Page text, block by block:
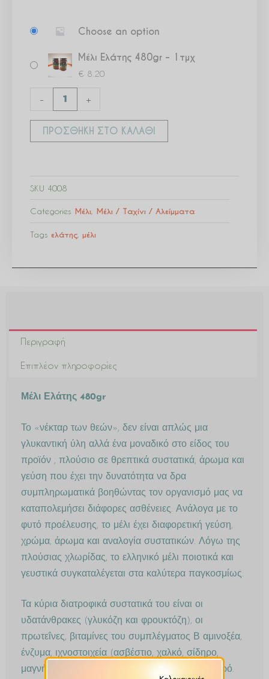
Choose an option
Μέλι Ελάτης 480gr – 1τμχ
€ 8.20
-
Ελάτης
480gr
ποσότητα
+
ΠΡΟΣΘΉΚΗ ΣΤΟ ΚΑΛΆΘΙ
SKU 4008
Categories Μέλι, Μέλι / Ταχίνι / Αλείμματα
Tags ελάτης, μέλι
Περιγραφή
Επιπλέον πληροφορίες
Μέλι Ελάτης 480gr
Το «νέκταρ των θεών», δεν είναι απλώς μια
γλυκαντική ύλη αλλά ένα μοναδικό στο είδος του
προϊόν , πλούσιο σε θρεπτικά συστατικά, άρωμα και
γεύση που έχει την δυνατότητα να δρα
συμπληρωματικά βοηθώντας τον οργανισμό μας να
καταπολεμήσει διάφορες ασθένειες. Ανάλογα με το
φυτό προέλευσης, το μέλι έχει διαφορετική γεύση,
χρώμα, άρωμα και αναλογία συστατικών. Λόγω της
πλούσιας χλωρίδας, το ελληνικό μέλι ποιοτικά και
γευστικά συγκαταλέγεται στα καλύτερα παγκοσμίως.
Τα κύρια διατροφικά συστατικά του είναι οι
υδατάνθρακες (γλυκόζη και φρουκτόζη), οι
πρωτεΐνες, βιταμίνες του συμπλέγματος Β αμινοξέα,
ένζυμα, ιχνοστοιχεία (ασβέστιο, χαλκό, σίδηρο,
μαγνήσιο, φώσφορο, κάλιο,ψευδάργυρο) και νερό.